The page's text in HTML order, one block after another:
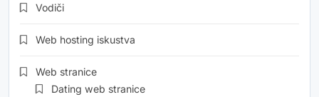
Vodiči
Web hosting iskustva
Web stranice
Dating web stranice